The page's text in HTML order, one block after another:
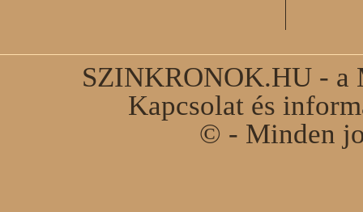
SZINKRONOK.HU - a
Kapcsolat és
© - Minden